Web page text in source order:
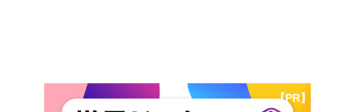
【PR】